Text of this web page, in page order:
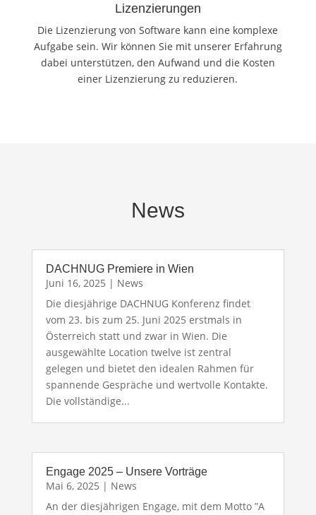
Lizenzierungen
Die Lizenzierung von Software kann eine komplexe
Aufgabe sein. Wir können Sie mit unserer Erfahrung
dabei unterstützen, den Aufwand und die Kosten
einer Lizenzierung zu reduzieren.
News
DACHNUG Premiere in Wien
Juni 16, 2025 | News
Die diesjährige DACHNUG Konferenz findet
vom 23. bis zum 25. Juni 2025 erstmals in
Österreich statt und zwar in Wien. Die
ausgewählte Location twelve ist zentral
gelegen und bietet den idealen Rahmen für
spannende Gespräche und wertvolle Kontakte.
Die vollständige...
Engage 2025 – Unsere Vorträge
Mai 6, 2025 | News
An der diesjährigen Engage, mit dem Motto ”A